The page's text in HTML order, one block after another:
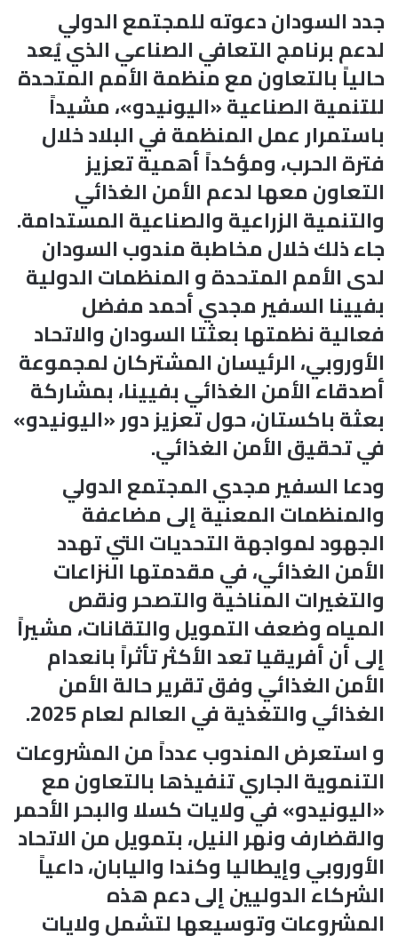
جدد السودان دعوته للمجتمع الدولي
لدعم برنامج التعافي الصناعي الذي يُعد
حالياً بالتعاون مع منظمة الأمم المتحدة
للتنمية الصناعية «اليونيدو»، مشيداً
باستمرار عمل المنظمة في البلاد خلال
فترة الحرب، ومؤكداً أهمية تعزيز
التعاون معها لدعم الأمن الغذائي
والتنمية الزراعية والصناعية المستدامة.
جاء ذلك خلال مخاطبة مندوب السودان
لدى الأمم المتحدة و المنظمات الدولية
بفيينا السفير مجدي أحمد مفضل
فعالية نظمتها بعثتا السودان والاتحاد
الأوروبي، الرئيسان المشتركان لمجموعة
أصدقاء الأمن الغذائي بفيينا، بمشاركة
بعثة باكستان، حول تعزيز دور «اليونيدو»
في تحقيق الأمن الغذائي.
ودعا السفير مجدي المجتمع الدولي
والمنظمات المعنية إلى مضاعفة
الجهود لمواجهة التحديات التي تهدد
الأمن الغذائي، في مقدمتها النزاعات
والتغيرات المناخية والتصحر ونقص
المياه وضعف التمويل والتقانات، مشيراً
إلى أن أفريقيا تعد الأكثر تأثراً بانعدام
الأمن الغذائي وفق تقرير حالة الأمن
الغذائي والتغذية في العالم لعام 2025.
و استعرض المندوب عدداً من المشروعات
التنموية الجاري تنفيذها بالتعاون مع
«اليونيدو» في ولايات كسلا والبحر الأحمر
والقضارف ونهر النيل، بتمويل من الاتحاد
الأوروبي وإيطاليا وكندا واليابان، داعياً
الشركاء الدوليين إلى دعم هذه
المشروعات وتوسيعها لتشمل ولايات